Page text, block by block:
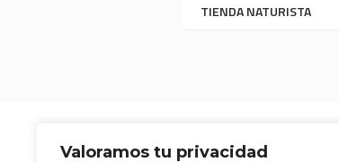
Valoramos tu privacidad
TIENDA NATURISTA